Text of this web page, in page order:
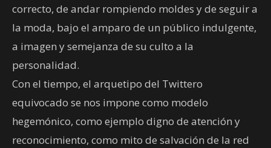
correcto, de andar rompiendo moldes y de seguir a
la moda, bajo el amparo de un público indulgente,
a imagen y semejanza de su culto a la
personalidad.
Con el tiempo, el arquetipo del Twittero
equivocado se nos impone como modelo
hegemónico, como ejemplo digno de atención y
reconocimiento, como mito de salvación de la red